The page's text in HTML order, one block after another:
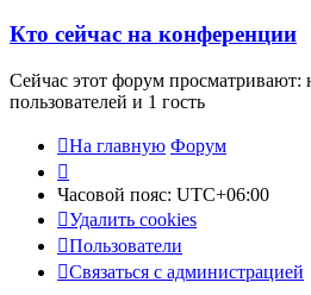
Кто сейчас на конференции
Сейчас этот форум просматривают:
пользователей и 1 гость
На главную Форум
Часовой пояс: UTC+06:00
Удалить cookies
Пользователи
Связаться с администрацией